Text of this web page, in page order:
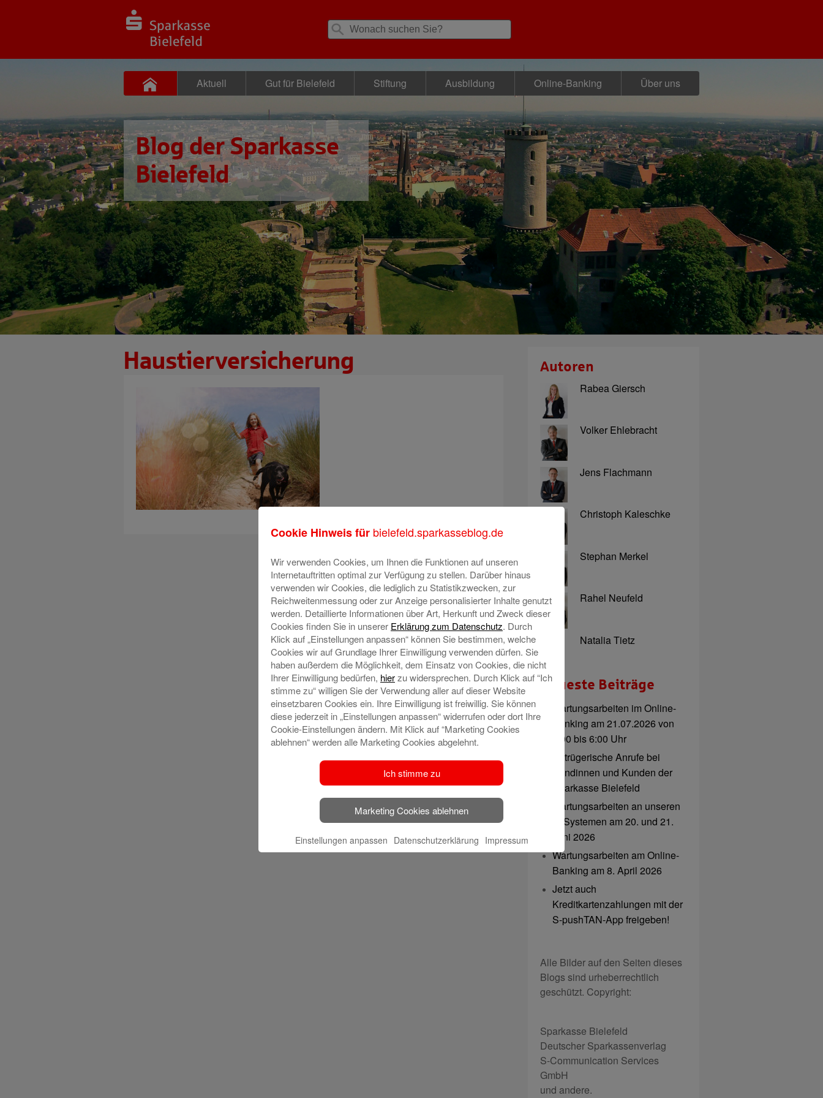
Aktuell Gut für Bielefeld Stiftung Ausbildung Online-Banking Über uns
Blog der Sparkasse
Bielefeld
Haustierversicherung Autoren
Rabea Giersch
Volker Ehlebracht
Jens Flachmann
Christoph Kaleschke
Stephan Merkel
Rahel Neufeld
Natalia Tietz
Neueste Beiträge
Wartungsarbeiten im Online-
Banking am 21.07.2026 von
3:00 bis 6:00 Uhr
Betrügerische Anrufe bei
Kundinnen und Kunden der
Sparkasse Bielefeld
Wartungsarbeiten an unseren
IT-Systemen am 20. und 21.
Juni 2026
Wartungsarbeiten am Online-
Banking am 8. April 2026
Jetzt auch
Kreditkartenzahlungen mit der
S-pushTAN-App freigeben!
Alle Bilder auf den Seiten dieses
Blogs sind urheberrechtlich
geschützt. Copyright:
Sparkasse Bielefeld
Deutscher Sparkassenverlag
S-Communication Services
GmbH
und andere.
Cookie Hinweis für bielefeld.sparkasseblog.de
Wir verwenden Cookies, um Ihnen die Funktionen auf unseren
Internetauftritten optimal zur Verfügung zu stellen. Darüber hinaus
verwenden wir Cookies, die lediglich zu Statistikzwecken, zur
Reichweitenmessung oder zur Anzeige personalisierter Inhalte genutzt
werden. Detaillierte Informationen über Art, Herkunft und Zweck dieser
Cookies finden Sie in unserer Erklärung zum Datenschutz. Durch
Klick auf „Einstellungen anpassen“ können Sie bestimmen, welche
Cookies wir auf Grundlage Ihrer Einwilligung verwenden dürfen. Sie
haben außerdem die Möglichkeit, dem Einsatz von Cookies, die nicht
Ihrer Einwilligung bedürfen, hierzu widersprechen. Durch Klick auf “Ich
stimme zu“ willigen Sie der Verwendung aller auf dieser Website
einsetzbaren Cookies ein. Ihre Einwilligung ist freiwillig. Sie können
diese jederzeit in „Einstellungen anpassen“ widerrufen oder dort Ihre
Cookie-Einstellungen ändern. Mit Klick auf “Marketing Cookies
ablehnen“ werden alle Marketing Cookies abgelehnt.
Ich stimme zu
Marketing Cookies ablehnen
Einstellungen anpassen Datenschutzerklärung Impressum